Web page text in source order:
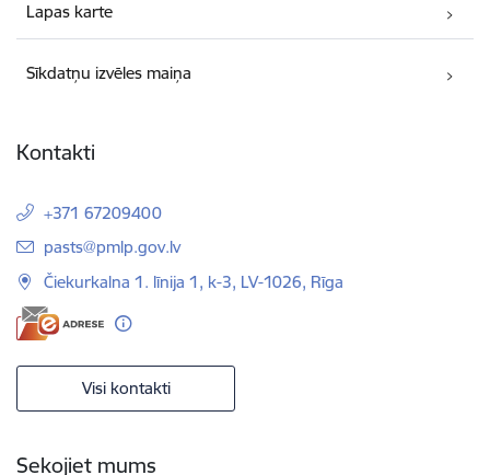
Lapas karte
Sīkdatņu izvēles maiņa
Kontakti
+371 67209400
E-pasts:
pasts@pmlp.gov.lv
Čiekurkalna 1. līnija 1, k-3, LV-1026, Rīga
Visi kontakti
Sekojiet mums